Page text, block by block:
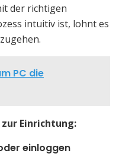
der richtigen
intuitiv ist, lohnt es
PC die
Einrichtung:
einloggen